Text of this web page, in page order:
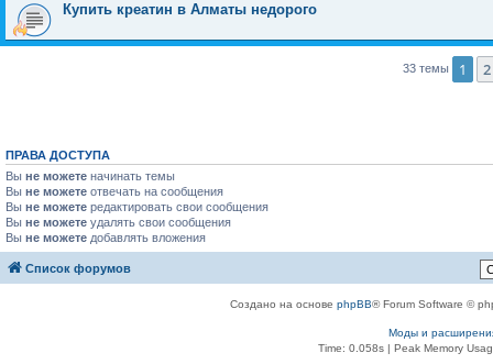
Купить креатин в Алматы недорого
33 темы 1 2
ПРАВА ДОСТУПА
Вы не можете начинать темы
Вы не можете отвечать на сообщения
Вы не можете редактировать свои сообщения
Вы не можете удалять свои сообщения
Вы не можете добавлять вложения
Список форумов
Создано на основе phpBB® Forum Software ©
Моды и
Time: 0.058s| Peak Memory